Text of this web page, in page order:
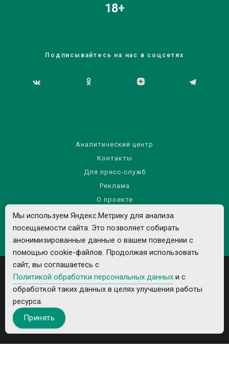
18+
Подписывайтесь на нас в соцсетях
Аналитический центр
Контакты
Для пресс-служб
Реклама
О проекте
Правила использования материалов сайта
Политика обработки персональных данных
Все рекламируемые товары и услуги имеют необходимые лицензии и
Мы используем Яндекс.Метрику для анализа
посещаемости сайта. Это позволяет собирать
анонимизированные данные о вашем поведении с
помощью cookie-файлов. Продолжая использовать
сайт, вы соглашаетесь с
Политикой обработки персональных данных и с
обработкой таких данных в целях улучшения работы
ресурса.
Принять